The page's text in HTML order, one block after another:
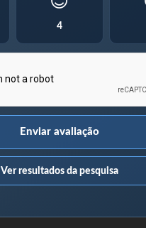
4
Enviar avaliação
Ver resultados da pesquisa